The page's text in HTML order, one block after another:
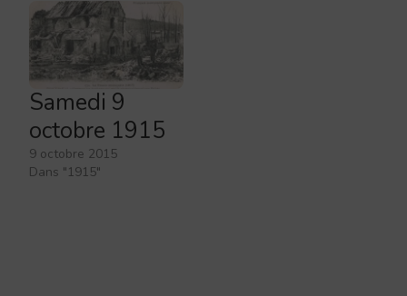
Samedi 9
octobre 1915
9 octobre 2015
Dans "1915"